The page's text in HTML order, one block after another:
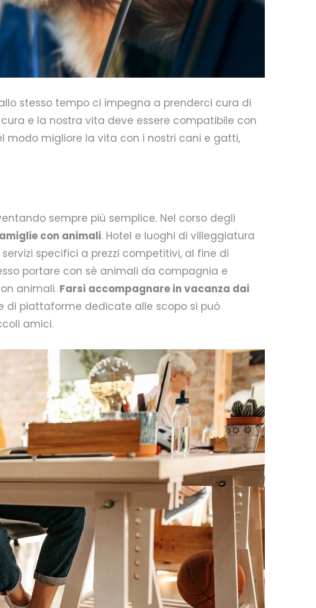
stesso tempo ci impegna a prenderci cura di
e la nostra vita deve essere compatibile con
modo migliore la vita con i nostri cani e gatti,
sempre più semplice. Nel corso degli
con animali. Hotel e luoghi di villeggiatura
servizi specifici a prezzi competitivi, al fine di
portare con sè animali da compagnia e
animali. Farsi accompagnare in vacanza dai
di piattaforme dedicate alle scopo si può
amici.